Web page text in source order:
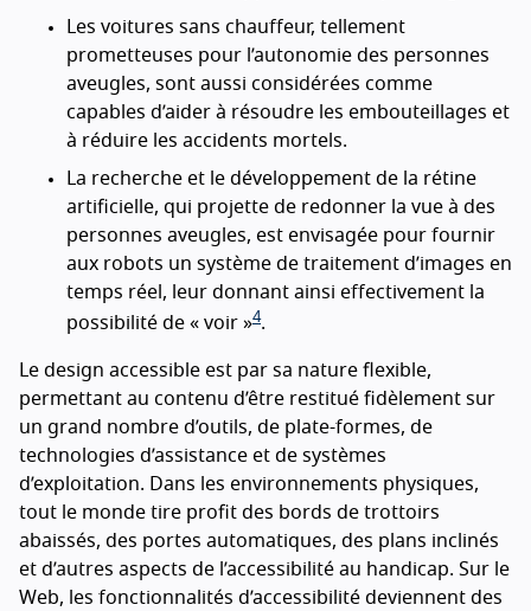
Les voitures sans chauffeur, tellement
prometteuses pour l’autonomie des personnes
aveugles, sont aussi considérées comme
capables d’aider à résoudre les embouteillages et
à réduire les accidents mortels.
La recherche et le développement de la rétine
artificielle, qui projette de redonner la vue à des
personnes aveugles, est envisagée pour fournir
aux robots un système de traitement d’images en
temps réel, leur donnant ainsi effectivement la
possibilité de « voir »4.
Le design accessible est par sa nature flexible,
permettant au contenu d’être restitué fidèlement sur
un grand nombre d’outils, de plate-formes, de
technologies d’assistance et de systèmes
d’exploitation. Dans les environnements physiques,
tout le monde tire profit des bords de trottoirs
abaissés, des portes automatiques, des plans inclinés
et d’autres aspects de l’accessibilité au handicap. Sur le
Web, les fonctionnalités d’accessibilité deviennent des